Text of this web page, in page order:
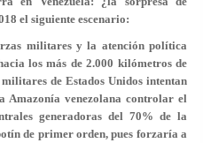
el siguiente escenario:
militares y la atención política
los más de 2.000 kilómetros de
de Estados Unidos intentan
venezolana controlar el
generadoras del 70% de la
de primer orden, pues forzaría a